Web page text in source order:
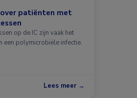
patiënten met
op de IC zijn vaak het
een polymicrobiële infectie.
Lees meer →